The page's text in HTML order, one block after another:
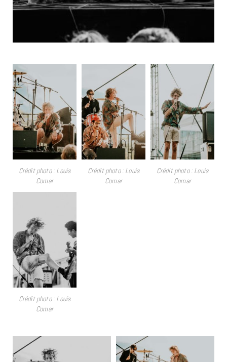
Crédit photo : Louis
Comar
Crédit photo : Louis
Comar
Crédit photo : Louis
Comar
Crédit photo : Louis
Comar